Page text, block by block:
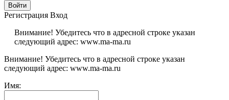
Войти
Регистрация Вход
Внимание! Убедитесь что в адресной строке указан
следующий адрес: www.ma-ma.ru
Внимание! Убедитесь что в адресной строке указан
следующий адрес: www.ma-ma.ru
Имя: